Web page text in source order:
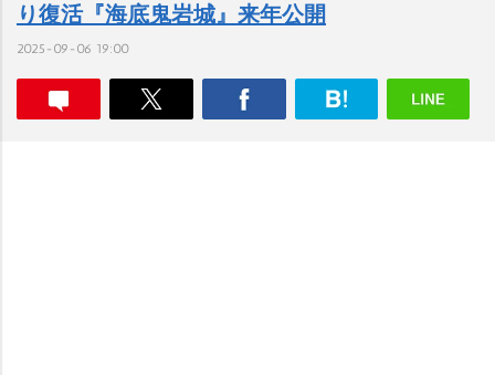
り復活『海底鬼岩城』来年公開
2025-09-06 19:00